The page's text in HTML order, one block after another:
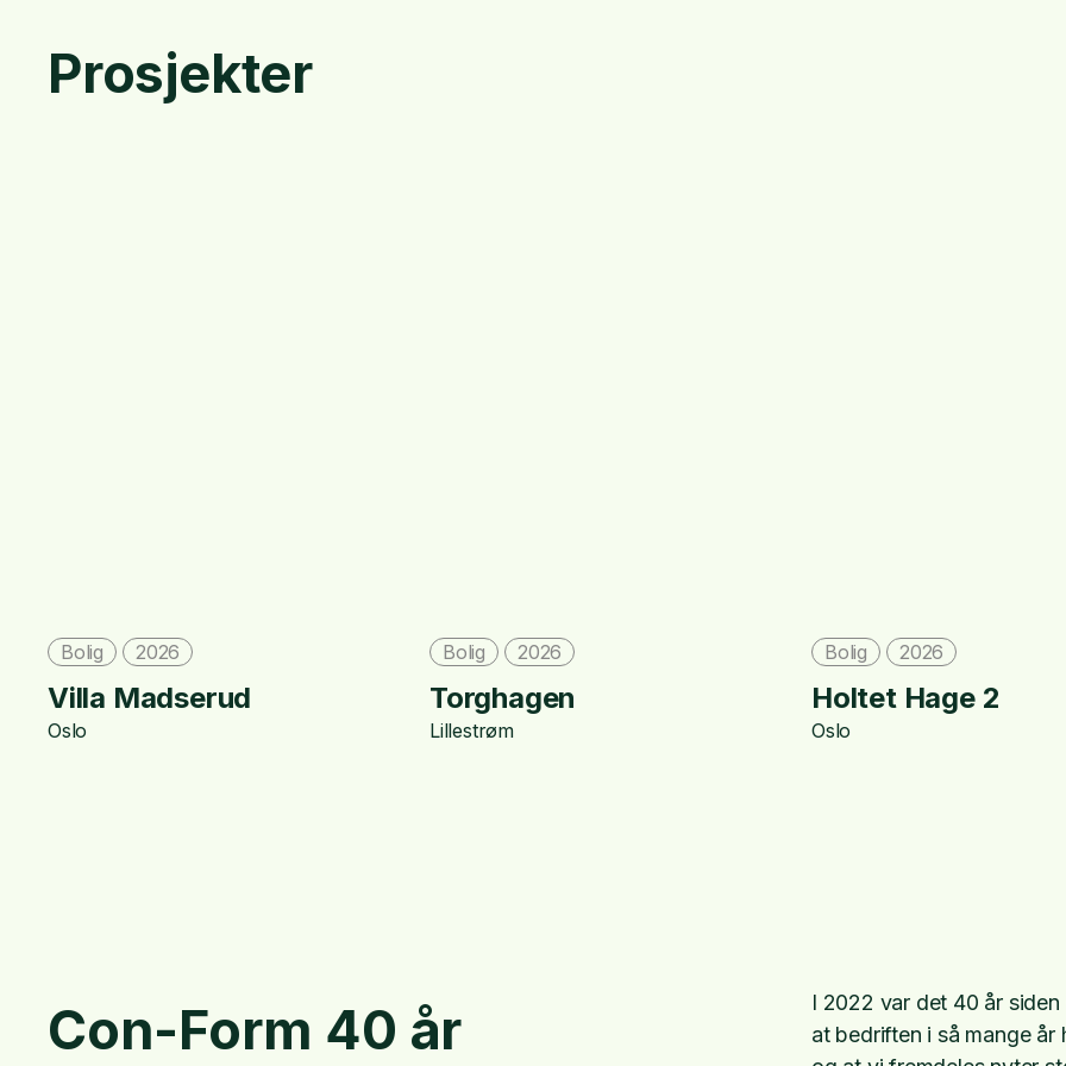
Prosjekter
Bolig 2026
Villa Madserud
Oslo
Bolig 2026
Torghagen
Lillestrøm
Bolig 2026
Holtet Hage 2
Oslo
Con-Form 40 år I 2022 var det 40 år
at bedriften i så mange